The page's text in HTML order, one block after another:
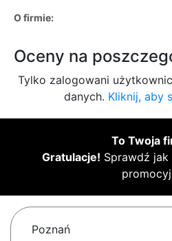
O firmie:
Oceny na
Tylko zalogowani
danych. Kliknij, aby
To Twoja
Gratulacje! Sprawdź jak
Poznań